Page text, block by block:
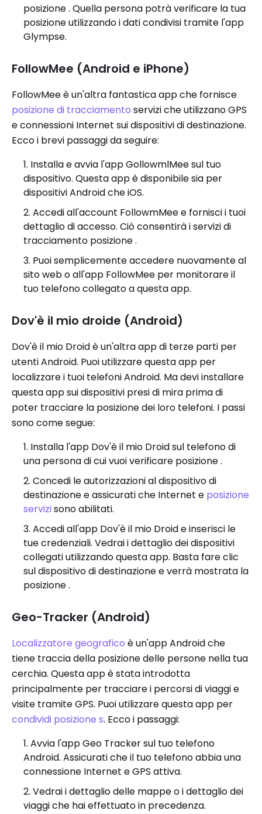
posizione . Quella persona potrà verificare la tua
posizione utilizzando i dati condivisi tramite l'app
Glympse.
FollowMee (Android e iPhone)
FollowMee è un'altra fantastica app che fornisce
posizione di tracciamento servizi che utilizzano GPS
e connessioni Internet sui dispositivi di destinazione.
Ecco i brevi passaggi da seguire:
Installa e avvia l'app GollowmlMee sul tuo
dispositivo. Questa app è disponibile sia per
dispositivi Android che iOS.
Accedi all'account FollowmMee e fornisci i tuoi
dettaglio di accesso. Ciò consentirà i servizi di
tracciamento posizione .
Puoi semplicemente accedere nuovamente al
sito web o all'app FollowMee per monitorare il
tuo telefono collegato a questa app.
Dov'è il mio droide (Android)
Dov'è il mio Droid è un'altra app di terze parti per
utenti Android. Puoi utilizzare questa app per
localizzare i tuoi telefoni Android. Ma devi installare
questa app sui dispositivi presi di mira prima di
poter tracciare la posizione dei loro telefoni. I passi
sono come segue:
Installa l'app Dov'è il mio Droid sul telefono di
una persona di cui vuoi verificare posizione .
Concedi le autorizzazioni al dispositivo di
destinazione e assicurati che Internet e posizione
servizisono abilitati.
Accedi all'app Dov'è il mio Droid e inserisci le
tue credenziali. Vedrai i dettaglio dei dispositivi
collegati utilizzando questa app. Basta fare clic
sul dispositivo di destinazione e verrà mostrata la
posizione .
Geo-Tracker (Android)
Localizzatore geografico è un'app Android che
tiene traccia della posizione delle persone nella tua
cerchia. Questa app è stata introdotta
principalmente per tracciare i percorsi di viaggi e
visite tramite GPS. Puoi utilizzare questa app per
condividi posizione s. Ecco i passaggi:
Avvia l'app Geo Tracker sul tuo telefono
Android. Assicurati che il tuo telefono abbia una
connessione Internet e GPS attiva.
Vedrai i dettaglio delle mappe o i dettaglio dei
viaggi che hai effettuato in precedenza.